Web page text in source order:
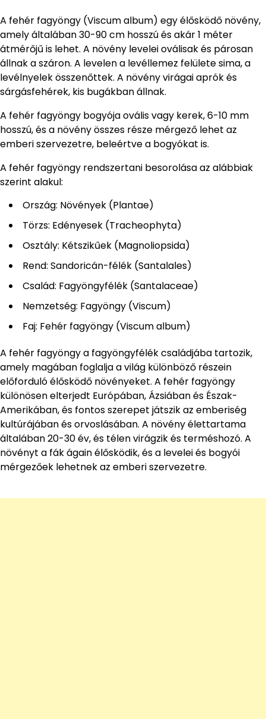
A fehér fagyöngy (Viscum album) egy élősködő növény,
amely általában 30-90 cm hosszú és akár 1 méter
átmérőjű is lehet. A növény levelei oválisak és párosan
állnak a száron. A levelen a levéllemez felülete sima, a
levélnyelek összenőttek. A növény virágai aprók és
sárgásfehérek, kis bugákban állnak.
A fehér fagyöngy bogyója ovális vagy kerek, 6-10 mm
hosszú, és a növény összes része mérgező lehet az
emberi szervezetre, beleértve a bogyókat is.
A fehér fagyöngy rendszertani besorolása az alábbiak
szerint alakul:
Ország: Növények (Plantae)
Törzs: Edényesek (Tracheophyta)
Osztály: Kétszikűek (Magnoliopsida)
Rend: Sandoricán-félék (Santalales)
Család: Fagyöngyfélék (Santalaceae)
Nemzetség: Fagyöngy (Viscum)
Faj: Fehér fagyöngy (Viscum album)
A fehér fagyöngy a fagyöngyfélék családjába tartozik,
amely magában foglalja a világ különböző részein
előforduló élősködő növényeket. A fehér fagyöngy
különösen elterjedt Európában, Ázsiában és Észak-
Amerikában, és fontos szerepet játszik az emberiség
kultúrájában és orvoslásában. A növény élettartama
általában 20-30 év, és télen virágzik és terméshozó. A
növényt a fák ágain élősködik, és a levelei és bogyói
mérgezőek lehetnek az emberi szervezetre.